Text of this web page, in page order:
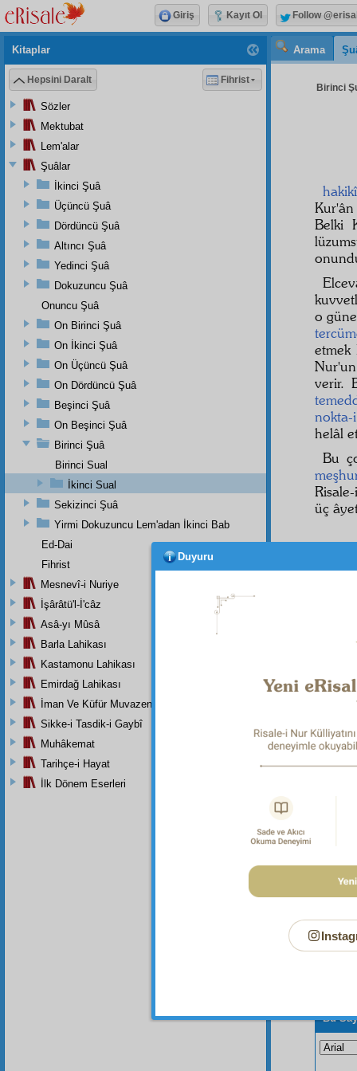
Arama
Birinci
hakikî
Belki
o
etmek
verir.
nokta-
helâl
Bu
üç
Bu
Kitaplar
Hepsini Daralt Fihrist
Sözler
Mektubat
Lem'alar
Şuâlar
İkinci Şuâ
Üçüncü Şuâ
Dördüncü Şuâ
Altıncı Şuâ
Yedinci Şuâ
Dokuzuncu Şuâ
Onuncu Şuâ
On Birinci Şuâ
On İkinci Şuâ
On Üçüncü Şuâ
On Dördüncü Şuâ
Beşinci Şuâ
On Beşinci Şuâ
Birinci Şuâ
Birinci Sual
İkinci Sual
Sekizinci Şuâ
Yirmi Dokuzuncu Lem'adan İkinci Bab
Ed-Dai
Fihrist
Mesnevî-i Nuriye
İşârâtü'l-İ'câz
Asâ-yı Mûsâ
Barla Lahikası
Kastamonu Lahikası
Emirdağ Lahikası
İman Ve Küfür Muvazeneleri
Sikke-i Tasdik-i Gaybî
Muhâkemat
Tarihçe-i Hayat
İlk Dönem Eserleri
Giriş Kayıt Ol Follow
Duyuru